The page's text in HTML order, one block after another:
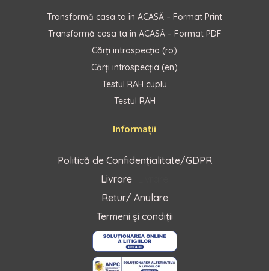
Transformă casa ta în ACASĂ – Format Print
Transformă casa ta în ACASĂ – Format PDF
Cărți introspecția (ro)
Cărți introspecția (en)
Testul RAH cuplu
Testul RAH
Informații
Politică de Confidențialitate/GDPR
Livrare
Retur/ Anulare
Termeni și condiții